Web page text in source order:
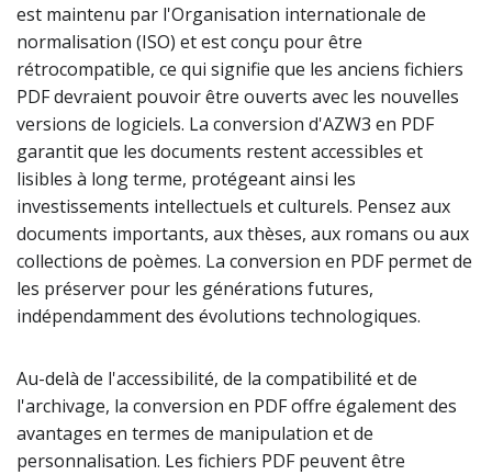
est maintenu par l'Organisation internationale de
normalisation (ISO) et est conçu pour être
rétrocompatible, ce qui signifie que les anciens fichiers
PDF devraient pouvoir être ouverts avec les nouvelles
versions de logiciels. La conversion d'AZW3 en PDF
garantit que les documents restent accessibles et
lisibles à long terme, protégeant ainsi les
investissements intellectuels et culturels. Pensez aux
documents importants, aux thèses, aux romans ou aux
collections de poèmes. La conversion en PDF permet de
les préserver pour les générations futures,
indépendamment des évolutions technologiques.
Au-delà de l'accessibilité, de la compatibilité et de
l'archivage, la conversion en PDF offre également des
avantages en termes de manipulation et de
personnalisation. Les fichiers PDF peuvent être